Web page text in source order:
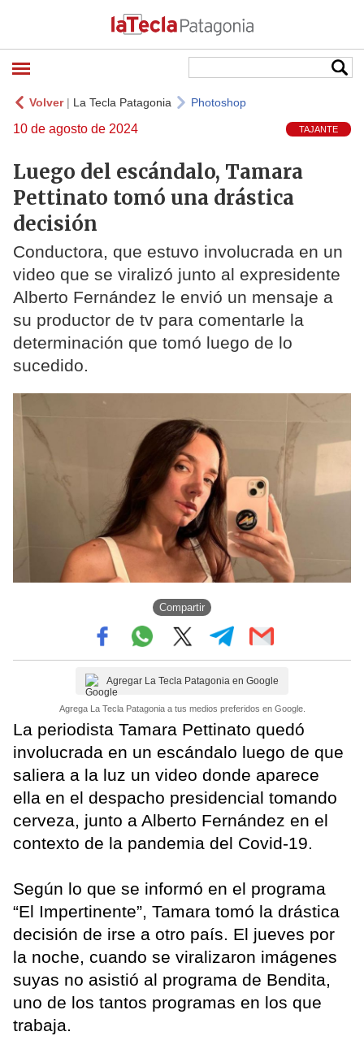
Volver| La Tecla Patagonia Photoshop
10 de agosto de 2024 TAJANTE
Luego del escándalo, Tamara
Pettinato tomó una drástica
decisión
Conductora, que estuvo involucrada en un
video que se viralizó junto al expresidente
Alberto Fernández le envió un mensaje a
su productor de tv para comentarle la
determinación que tomó luego de lo
sucedido.
Compartir
Agregar La Tecla Patagonia en Google
Agrega La Tecla Patagonia a tus medios preferidos en Google.
La periodista Tamara Pettinato quedó
involucrada en un escándalo luego de que
saliera a la luz un video donde aparece
ella en el despacho presidencial tomando
cerveza, junto a Alberto Fernández en el
contexto de la pandemia del Covid-19.
Según lo que se informó en el programa
“El Impertinente”, Tamara tomó la drástica
decisión de irse a otro país. El jueves por
la noche, cuando se viralizaron imágenes
suyas no asistió al programa de Bendita,
uno de los tantos programas en los que
trabaja.